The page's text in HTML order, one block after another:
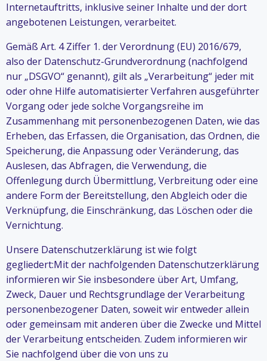
Internetauftritts, inklusive seiner Inhalte und der dort
angebotenen Leistungen, verarbeitet.
Gemäß Art. 4 Ziffer 1. der Verordnung (EU) 2016/679,
also der Datenschutz-Grundverordnung (nachfolgend
nur „DSGVO“ genannt), gilt als „Verarbeitung“ jeder mit
oder ohne Hilfe automatisierter Verfahren ausgeführter
Vorgang oder jede solche Vorgangsreihe im
Zusammenhang mit personenbezogenen Daten, wie das
Erheben, das Erfassen, die Organisation, das Ordnen, die
Speicherung, die Anpassung oder Veränderung, das
Auslesen, das Abfragen, die Verwendung, die
Offenlegung durch Übermittlung, Verbreitung oder eine
andere Form der Bereitstellung, den Abgleich oder die
Verknüpfung, die Einschränkung, das Löschen oder die
Vernichtung.
Unsere Datenschutzerklärung ist wie folgt
gegliedert:Mit der nachfolgenden Datenschutzerklärung
informieren wir Sie insbesondere über Art, Umfang,
Zweck, Dauer und Rechtsgrundlage der Verarbeitung
personenbezogener Daten, soweit wir entweder allein
oder gemeinsam mit anderen über die Zwecke und Mittel
der Verarbeitung entscheiden. Zudem informieren wir
Sie nachfolgend über die von uns zu